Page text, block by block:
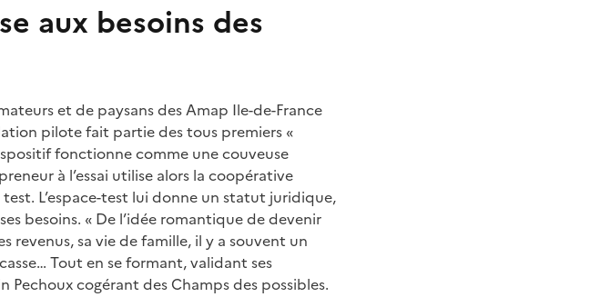
aux besoins des
et de paysans des Amap Ile-de-France
pilote fait partie des tous premiers «
fonctionne comme une couveuse
à l’essai utilise alors la coopérative
L’espace-test lui donne un statut juridique,
besoins. « De l’idée romantique de devenir
revenus, sa vie de famille, il y a souvent un
Tout en se formant, validant ses
cogérant des Champs des possibles.